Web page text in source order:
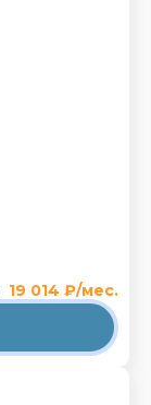
19 014 ₽/мес.